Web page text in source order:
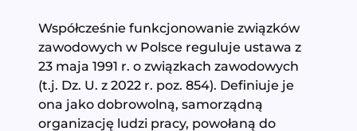
Współcześnie funkcjonowanie związków
zawodowych w Polsce reguluje ustawa z
23 maja 1991 r. o związkach zawodowych
(t.j. Dz. U. z 2022 r. poz. 854). Definiuje je
ona jako dobrowolną, samorządną
organizację ludzi pracy, powołaną do